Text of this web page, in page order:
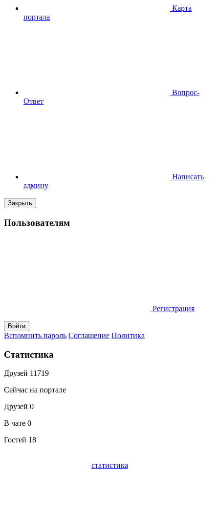
Карта
портала
Вопрос-
Ответ
Написать
админу
Закрыть
Пользователям
Регистрация
Вспомнить пароль Соглашение Политика
Статистика
Друзей 11719
Сейчас на портале
Друзей 0
В чате 0
Гостей 18
статистика